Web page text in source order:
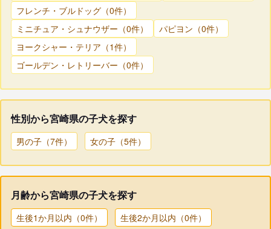
フレンチ・ブルドッグ（0件）
ミニチュア・シュナウザー（0件）
パピヨン（0件）
ヨークシャー・テリア（1件）
ゴールデン・レトリーバー（0件）
性別から宮崎県の子犬を探す
男の子（7件） 女の子（5件）
月齢から宮崎県の子犬を探す
生後1か月以内（0件）
生後2か月以内（0件）